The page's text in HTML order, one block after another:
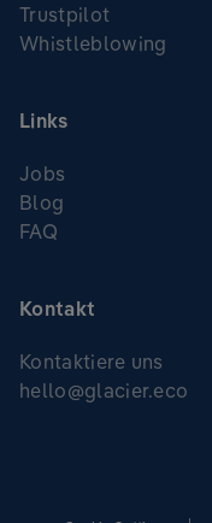
Trustpilot
Whistleblowing
Links
Jobs
Blog
FAQ
Kontakt
Kontaktiere uns
hello@glacier.eco